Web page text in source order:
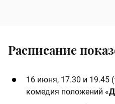
Расписание
16 июня, 17.30 и 19.45
комедия положений «